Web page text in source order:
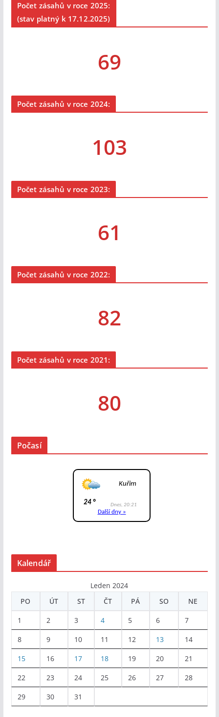
Počet zásahů v roce 2025:
(stav platný k 17.12.2025)
69
Počet zásahů v roce 2024:
103
Počet zásahů v roce 2023:
61
Počet zásahů v roce 2022:
82
Počet zásahů v roce 2021:
80
Počasí
Kalendář
Leden 2024
PO
ÚT ST ČT PÁ SO NE
1 2 3 4 5 6 7
8 9 10 11 12 13 14
15 16 17 18 19 20 21
22 23 24 25 26 27 28
29 30 31